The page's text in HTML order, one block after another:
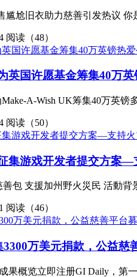
尴尬旧衣助力慈善引发热议
阅读（48）
英国许愿基金筹集40万
A-Wish UK筹集40万英
阅读（50）
集游戏开发者提交方案—
善包 支援加州野火災民 活動背
阅读（46）
万美元捐款，公益慈
果概览立即注册GI Daily，第